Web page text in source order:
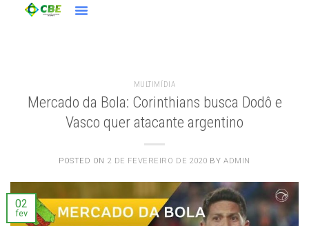
MULTIMÍDIA
Mercado da Bola: Corinthians busca Dodô e
Vasco quer atacante argentino
POSTED ON 2 DE FEVEREIRO DE 2020 BYADMIN
02
fev